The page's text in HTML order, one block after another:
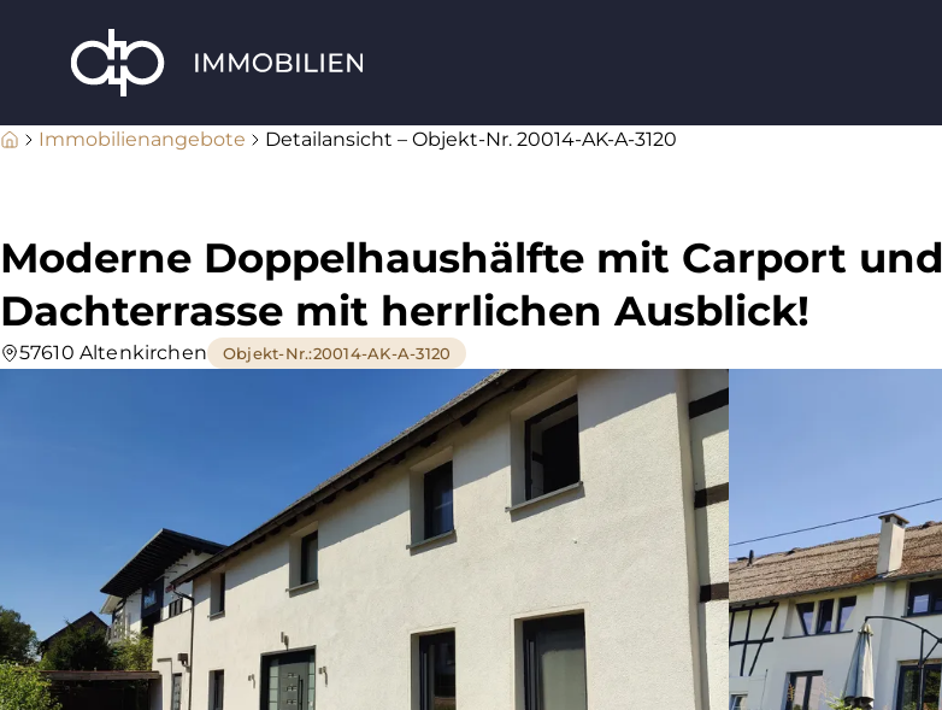
Immobilienangebote Detailansicht – Objekt-Nr. 20014-AK-A-3120
Moderne Doppelhaushälfte mit Carport und
Dachterrasse mit herrlichen Ausblick!
57610 Altenkirchen Objekt-Nr.:20014-AK-A-3120